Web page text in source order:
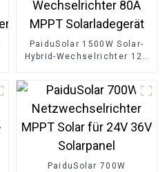
PaiduSolar 1500W Solar-
Hybrid-Wechselrichter 12V
Wechselrichter 80A MPPT
Solarladegerät
PaiduSolar 700W